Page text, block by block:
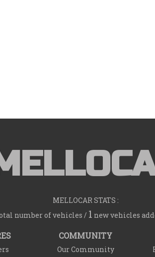
MELLOCAR STATS :
number of vehicles / 1 new vehicles
COMMUNITY
Our Community